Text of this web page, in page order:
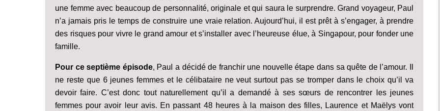
une femme avec beaucoup de personnalité, originale et qui saura le surprendre. Grand voyageur, Paul
n’a jamais pris le temps de construire une vraie relation. Aujourd’hui, il est prêt à s’engager, à prendre
des risques pour vivre le grand amour et s’installer avec l’heureuse élue, à Singapour, pour fonder une
famille.
Pour ce septième épisode, Paul a décidé de franchir une nouvelle étape dans sa quête de l’amour. Il
ne reste que 6 jeunes femmes et le célibataire ne veut surtout pas se tromper dans le choix qu’il va
devoir faire. C’est donc tout naturellement qu’il a demandé à ses sœurs de rencontrer les jeunes
femmes pour avoir leur avis. En passant 48 heures à la maison des filles, Laurence et Maëlys vont